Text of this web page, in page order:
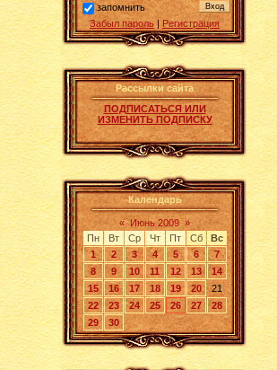
запомнить
Забыл пароль | Регистрация
Рассылки сайта
ПОДПИСАТЬСЯ ИЛИ
ИЗМЕНИТЬ ПОДПИСКУ
Календарь
« Июнь 2009 »
Пн
Вт Ср Чт Пт Сб
Вс
1
2 3 4 5 6
7
8
9 10 11 12 13
14
15
16 17 18 19 20
21
22
23 24 25 26 27
28
29
30